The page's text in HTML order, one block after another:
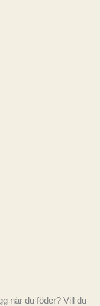
när du föder? Vill du